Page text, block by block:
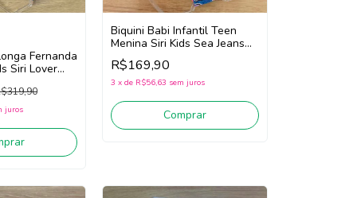
Fernanda
Siri Lover
juros
Biquini Babi Infantil Teen
Menina Siri Kids Sea Jeans
43067 (Azul)
R$169,90
3 x de R$56,63 sem juros
Comprar